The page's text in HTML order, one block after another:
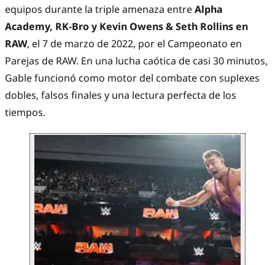
equipos durante la triple amenaza entreAlpha
Academy, RK-Bro y Kevin Owens & Seth Rollins en
RAW, el 7 de marzo de 2022, por el Campeonato en
Parejas de RAW. En una lucha caótica de casi 30 minutos,
Gable funcionó como motor del combate con suplexes
dobles, falsos finales y una lectura perfecta de los
tiempos.